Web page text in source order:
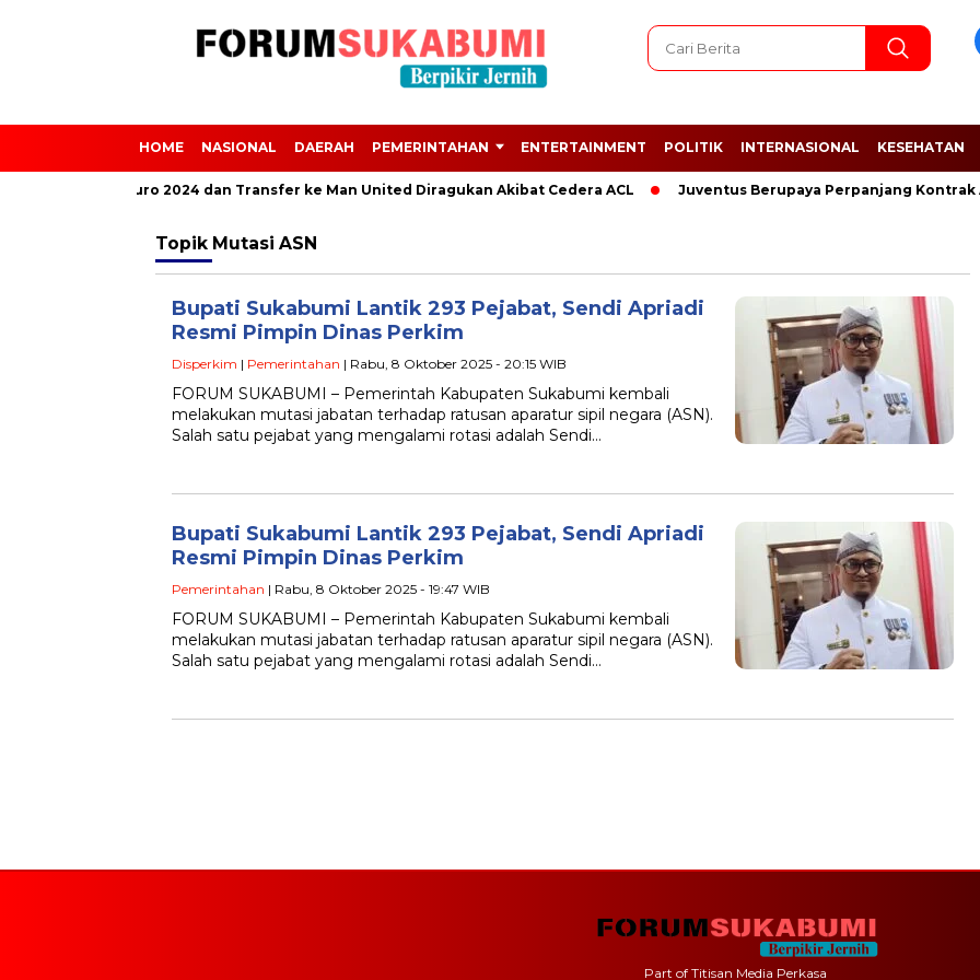
HOME NASIONAL DAERAH PEMERINTAHAN ENTERTAINMENT POLITIK INTERNASIONAL KESEHATAN
Absen dari Euro 2024 dan Transfer ke Man United Diragukan Akibat Cedera ACL Juventus Berupaya Perpanjang Kontrak
Topik Mutasi ASN
Bupati Sukabumi Lantik 293 Pejabat, Sendi Apriadi
Resmi Pimpin Dinas Perkim
Disperkim | Pemerintahan | Rabu, 8 Oktober 2025 - 20:15 WIB
FORUM SUKABUMI – Pemerintah Kabupaten Sukabumi kembali
melakukan mutasi jabatan terhadap ratusan aparatur sipil negara (ASN).
Salah satu pejabat yang mengalami rotasi adalah Sendi…
Bupati Sukabumi Lantik 293 Pejabat, Sendi Apriadi
Resmi Pimpin Dinas Perkim
Pemerintahan | Rabu, 8 Oktober 2025 - 19:47 WIB
FORUM SUKABUMI – Pemerintah Kabupaten Sukabumi kembali
melakukan mutasi jabatan terhadap ratusan aparatur sipil negara (ASN).
Salah satu pejabat yang mengalami rotasi adalah Sendi…
Part of Titisan Media Perkasa